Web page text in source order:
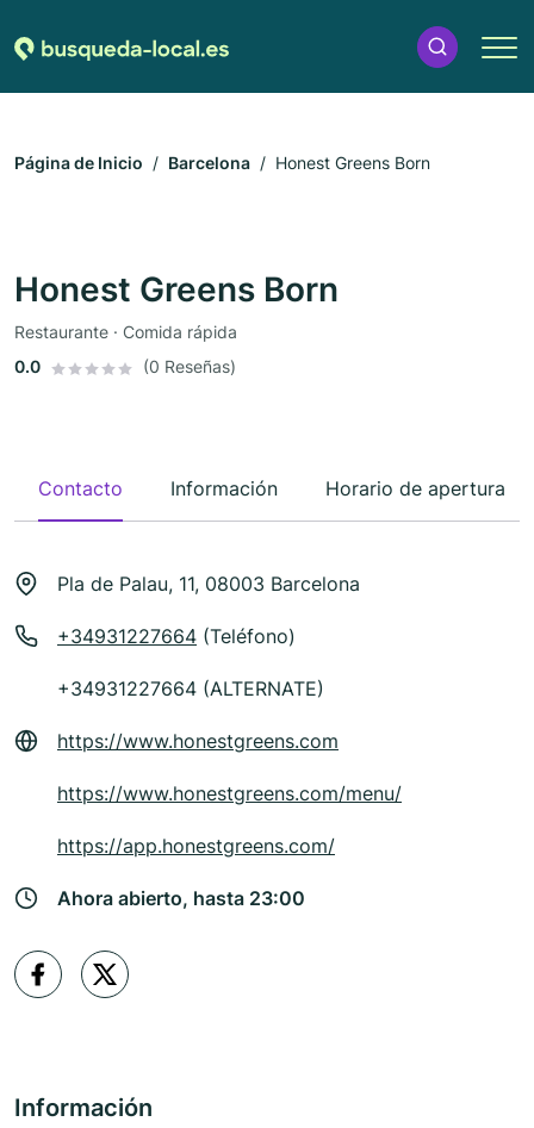
Página de Inicio Barcelona Honest Greens Born
Honest Greens Born
Restaurante · Comida rápida
0.0
(0 Reseñas)
Contacto Información Horario de apertura
Pla de Palau, 11, 08003 Barcelona
+34931227664 (Teléfono)
+34931227664 (ALTERNATE)
https://www.honestgreens.com
https://www.honestgreens.com/menu/
https://app.honestgreens.com/
Ahora abierto, hasta 23:00
Información